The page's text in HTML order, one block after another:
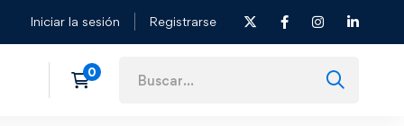
Iniciar la sesión Registrarse